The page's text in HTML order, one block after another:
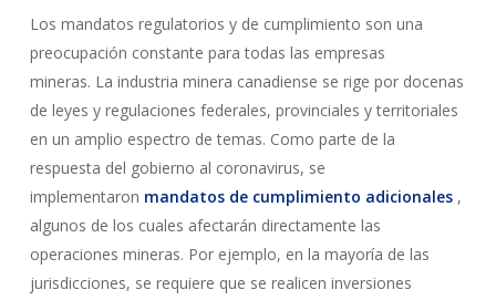
Los mandatos regulatorios y de cumplimiento son una
preocupación constante para todas las empresas
mineras. La industria minera canadiense se rige por docenas
de leyes y regulaciones federales, provinciales y territoriales
en un amplio espectro de temas. Como parte de la
respuesta del gobierno al coronavirus, se
implementaron mandatos de cumplimiento adicionales,
algunos de los cuales afectarán directamente las
operaciones mineras. Por ejemplo, en la mayoría de las
jurisdicciones, se requiere que se realicen inversiones